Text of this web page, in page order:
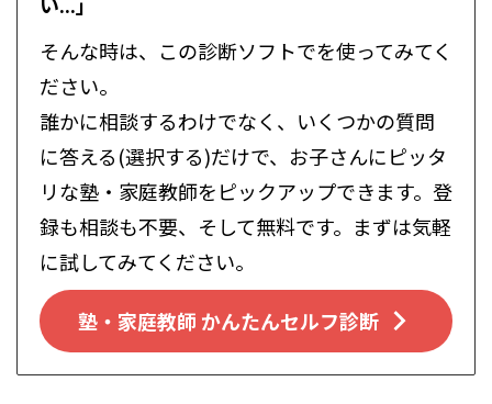
そんな時は、この診断ソフトでを使ってみてく
ださい。
誰かに相談するわけでなく、いくつかの質問
に答える(選択する)だけで、お子さんにピッタ
リな塾・家庭教師をピックアップできます。登
録も相談も不要、そして無料です。まずは気軽
に試してみてください。
塾・家庭教師 かんたんセルフ診断